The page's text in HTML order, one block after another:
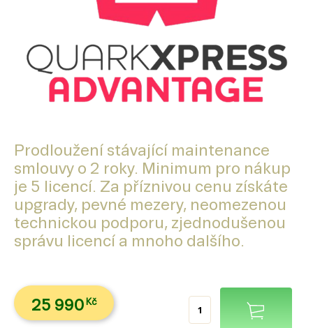
Prodloužení stávající maintenance
smlouvy o 2 roky. Minimum pro nákup
je 5 licencí. Za příznivou cenu získáte
upgrady, pevné mezery, neomezenou
technickou podporu, zjednodušenou
správu licencí a mnoho dalšího.
25 990 Kč